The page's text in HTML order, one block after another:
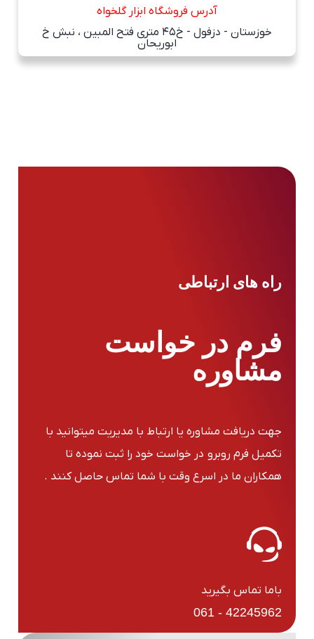
آدرس فروشگاه ابزار گلخواه
خوزستان - دزفول - خ45 متری فتح المبین ، نبش خ
ابوریحان
راه های ارتباطی
فرم در خواست
مشاوره
جهت دریافت مشاوره یا ارتباط با مدیریت میتوانید با
تکمیل فرم روبرو در خواست خود را ثبت نموده تا
همکاران ما در اسرع وقت با شما تماس حاصل کنند .
باما تماس بگیرید
42245962 - 061